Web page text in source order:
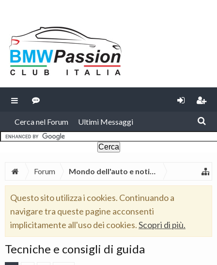
Cerca nel Forum Ultimi Messaggi
Forum Mondo dell'auto e notizie BMW
Questo sito utilizza i cookies. Continuando a
navigare tra queste pagine acconsenti
implicitamente all'uso dei cookies.Scopri di più.
Tecniche e consigli di guida